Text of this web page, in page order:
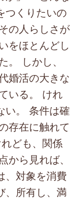
つくりたいの
の人らしさが
をほとんどし
しかし、
婚活の大きな
いる。 けれ
い。 条件は確
存在に触れて
ども、関係
ら見れば、
、対象を消費
、所有し、満